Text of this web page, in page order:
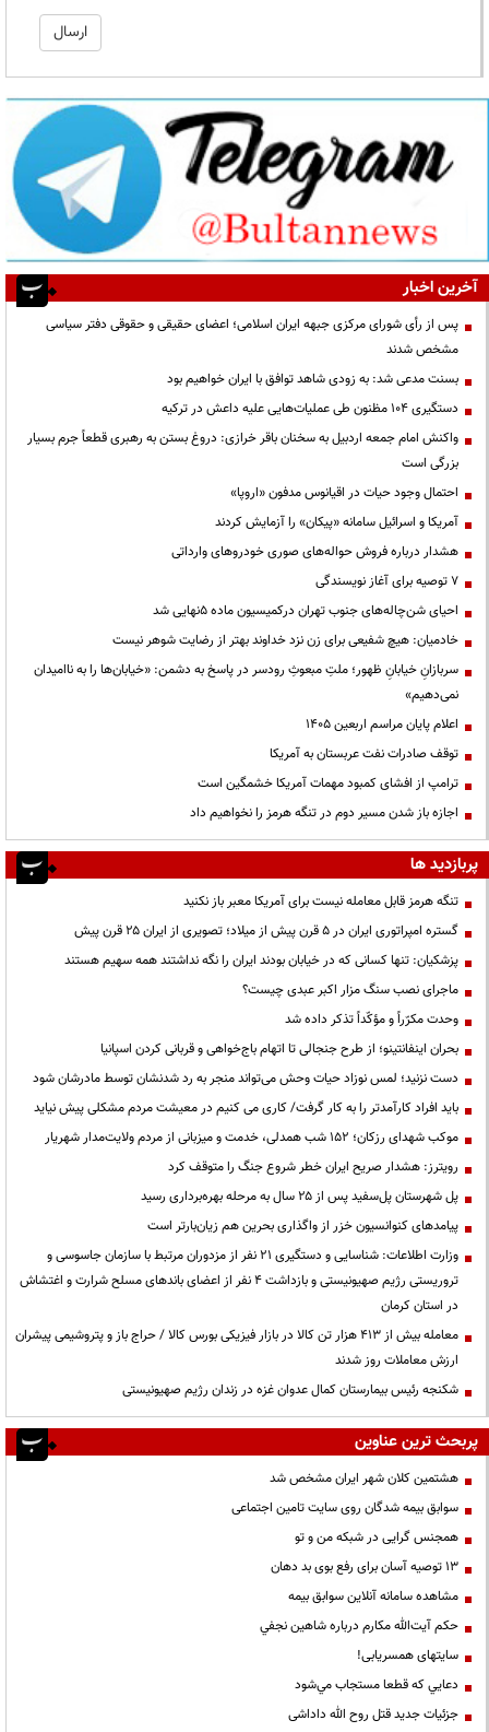
آخرین اخبار
پس از رأی شورای مرکزی جبهه ایران اسلامی؛ اعضای حقیقی و حقوقی دفتر سیاسی
مشخص شدند
بسنت مدعی شد: به زودی شاهد توافق با ایران خواهیم بود
دستگیری ۱۰۴ مظنون طی عملیات‌هایی علیه داعش در ترکیه
واکنش امام جمعه اردبیل به سخنان باقر خرازی: دروغ بستن به رهبری قطعاً جرم بسیار
بزرگی است
احتمال وجود حیات در اقیانوس مدفون «اروپا»
آمریکا و اسرائیل سامانه «پیکان» را آزمایش کردند
هشدار درباره فروش حواله‌های صوری خودروهای وارداتی
۷ توصیه برای آغاز نویسندگی
احیای شن‌چاله‌های جنوب تهران درکمیسیون ماده ۵نهایی شد
خادمیان: هیچ شفیعی برای زن نزد خداوند بهتر از رضایت شوهر نیست
سربازانِ خیابانِ ظهور؛ ملتِ مبعوثِ رودسر در پاسخ به دشمن: «خیابان‌ها را به ناامیدان
نمی‌دهیم»
اعلام پایان مراسم اربعین ۱۴۰۵
توقف صادرات نفت عربستان به آمریکا
ترامپ از افشای کمبود مهمات آمریکا خشمگین است
اجازه باز شدن مسیر دوم در تنگه هرمز را نخواهیم داد
پربازدید ها
تنگه هرمز قابل معامله نیست برای آمریکا معبر باز نکنید
گستره امپراتوری ایران در ۵ قرن پیش از میلاد؛ تصویری از ایران ۲۵ قرن پیش
پزشکیان: تنها کسانی که در خیابان بودند ایران را نگه نداشتند همه سهیم هستند
ماجرای نصب سنگ مزار اکبر عبدی چیست؟
وحدت مکرّراً و مؤکّداً تذکر داده شد
بحران اینفانتینو؛ از طرح جنجالی تا اتهام باج‌خواهی و قربانی کردن اسپانیا
دست نزنید؛ لمس نوزاد حیات وحش می‌تواند منجر به رد شدنشان توسط مادرشان شود
باید افراد کارآمدتر را به کار گرفت/ کاری می کنیم در معیشت مردم مشکلی پیش نیاید
موکب شهدای رزکان؛ ۱۵۲ شب همدلی، خدمت و میزبانی از مردم ولایت‌مدار شهریار
رویترز: هشدار صریح ایران خطر شروع جنگ را متوقف کرد
پل شهرستان پل‌سفید پس از ۲۵ سال به مرحله بهره‌برداری رسید
پیامدهای کنوانسیون خزر از واگذاری بحرین هم زیان‌بارتر است
وزارت اطلاعات: شناسایی و دستگیری ۲۱ نفر از مزدوران مرتبط با سازمان جاسوسی و
تروریستی رژیم صهیونیستی و بازداشت ۴ نفر از اعضای باندهای مسلح شرارت و اغتشاش
در استان کرمان
معامله بیش از ۴۱۳ هزار تن کالا در بازار فیزیکی بورس کالا / حراج باز و پتروشیمی پیشران
ارزش معاملات روز شدند
شکنجه رئیس بیمارستان کمال عدوان غزه در زندان رژیم صهیونیستی
پربحث ترین عناوین
هشتمین کلان شهر ایران مشخص شد
سوابق بیمه شدگان روی سایت تامین اجتماعی
همجنس گرایی در شبکه من و تو
13 توصیه آسان برای رفع بوی بد دهان
مشاهده سامانه آنلاين سوابق بیمه
حكم آيت‌الله مكارم درباره شاهين نجفي
سایتهای همسریابی!
دعايي كه قطعا مستجاب مي‌شود
جزئیات جدید قتل روح الله داداشی